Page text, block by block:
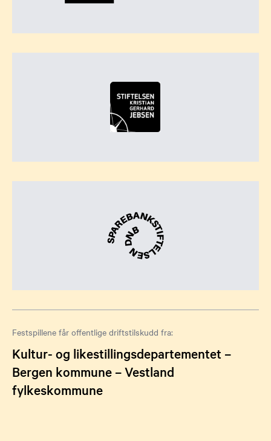
Festspillene får offentlige driftstilskudd fra:
Kultur- og likestillingsdepartementet –
Bergen kommune – Vestland
fylkeskommune